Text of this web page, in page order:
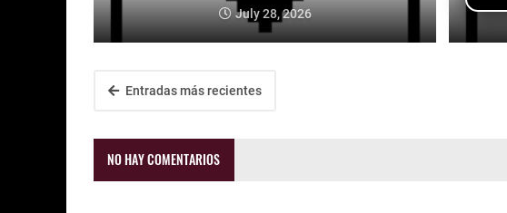
July 28, 2026
Entradas más recientes
NO HAY COMENTARIOS